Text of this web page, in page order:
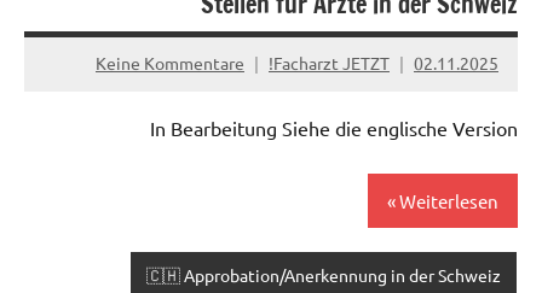
02.11.2025
Facharzt JETZT!
Keine Kommentare
In Bearbeitung Siehe die englische Version
Weiterlesen
🇨🇭 Approbation/Anerkennung in der Schweiz